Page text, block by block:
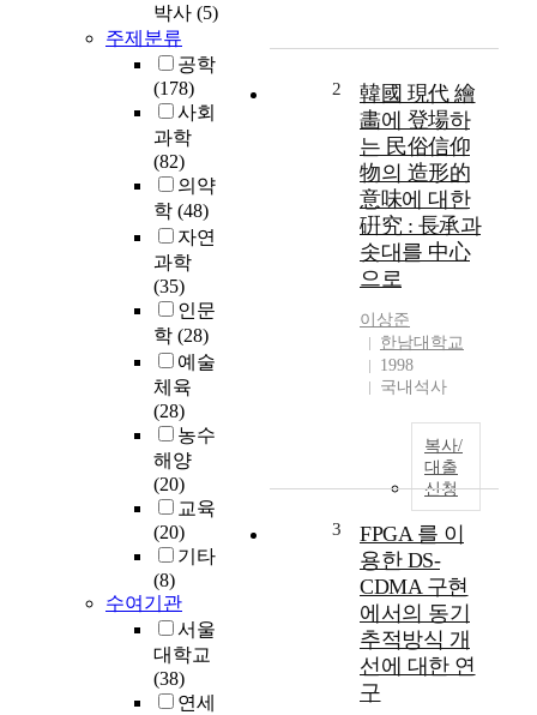
박사 (5)
주제분류
공학
(178)
사회
과학
(82)
의약
학 (48)
자연
과학
(35)
인문
학 (28)
예술
체육
(28)
농수
해양
(20)
교육
(20)
기타
(8)
수여기관
서울
대학교
(38)
연세
조
수
2
韓國 現代 繪
畵에 登場하
는 民俗信仰
物의 造形的
意味에 대한
硏究 : 長承과
솟대를 中心
으로
이상준
한남대학교
1998
국내석사
복사/
대출
신청
3
FPGA 를 이
용한 DS-
CDMA 구현
에서의 동기
추적방식 개
선에 대한 연
구